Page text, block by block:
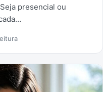
presencial ou